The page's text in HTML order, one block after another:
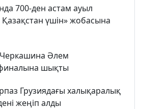
700-ден астам ауыл
Қазақстан үшін» жобасына
Әлем
шықты
Грузиядағы халықаралық
жеңіп алды